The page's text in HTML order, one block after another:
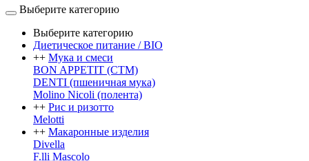
Выберите категорию
Выберите категорию
Диетическое питание / BIO
++ Мука и смеси
BON APPETIT (СТМ)
DENTI (пшеничная мука)
Molino Nicoli (полента)
++ Рис и ризотто
Melotti
++ Макаронные изделия
Divella
F.lli Mascolo